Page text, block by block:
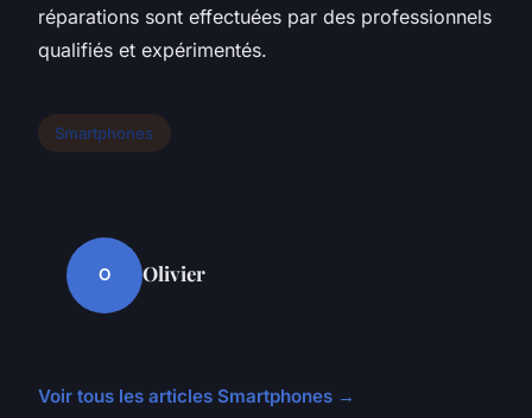
réparations sont effectuées par des professionnels
qualifiés et expérimentés.
Smartphones
O Olivier
Voir tous les articles Smartphones →